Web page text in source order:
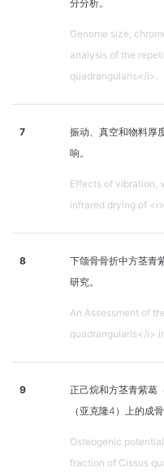
分分析。
Genome size,
analysis of the
quadrangularis</i>.
7
振动、真空和物料厚
响。
Effects of vibration,
infrared drying of
8
下颌骨骨折中方茎青
研究。
An Assessment of
quadrangularis</i>
9
正己烷和方茎青紫葛
（亚克隆4）上的成骨
Osteogenic
fraction of Cissus